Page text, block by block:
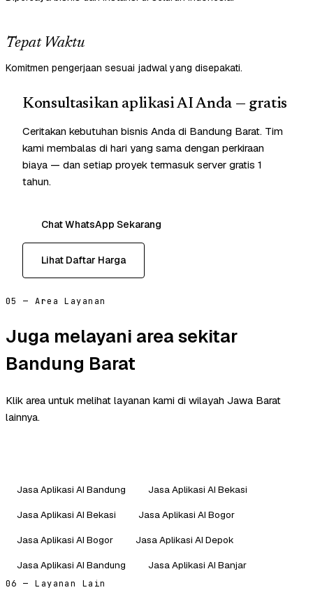
Tepat Waktu
Komitmen pengerjaan sesuai jadwal yang disepakati.
Konsultasikan aplikasi AI Anda — gratis
Ceritakan kebutuhan bisnis Anda di Bandung Barat. Tim
kami membalas di hari yang sama dengan perkiraan
biaya — dan setiap proyek termasuk server gratis 1
tahun.
Chat WhatsApp Sekarang
Lihat Daftar Harga
05 — Area Layanan
Juga melayani area sekitar
Bandung Barat
Klik area untuk melihat layanan kami di wilayah Jawa Barat
lainnya.
Jasa Aplikasi AI Bandung
Jasa Aplikasi AI Bekasi
Jasa Aplikasi AI Bekasi
Jasa Aplikasi AI Bogor
Jasa Aplikasi AI Bogor
Jasa Aplikasi AI Depok
Jasa Aplikasi AI Bandung
Jasa Aplikasi AI Banjar
06 — Layanan Lain